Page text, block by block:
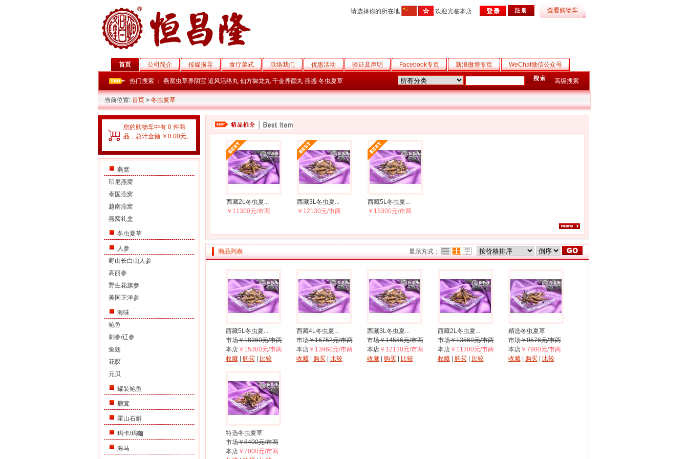
请选择你的所在地 欢迎光临本店 查看购物车
首页 公司简介 传媒报导 食疗菜式 联络我们 优惠活动 验证及声明 Facebook专页 新浪微博专页 WeChat微信公众号
热门搜索 ： 燕窝虫草养阴宝 追风活络丸 仙方御龙丸 千金养颜丸 燕盏 冬虫夏草 高级搜索
当前位置: 首页 > 冬虫夏草
您的购物车中有 0 件商
品，总计金额 ￥0.00元。
燕窝
印尼燕窝
泰国燕窝
越南燕窝
燕窝礼盒
冬虫夏草
人参
野山长白山人参
高丽参
野生花旗参
美国正洋参
海味
鲍鱼
刺参/辽参
鱼翅
花胶
元贝
罐装鲍鱼
鹿茸
霍山石斛
玛卡/玛咖
海马
西藏2L冬虫夏...
￥11300元/市两
西藏3L冬虫夏...
￥12130元/市两
西藏5L冬虫夏...
￥15300元/市两
商品列表 显示方式：
西藏5L冬虫夏...
市场￥18360元/市两
本店￥15300元/市两
收藏| 购买| 比较
西藏4L冬虫夏...
市场￥16752元/市两
本店￥13960元/市两
收藏| 购买| 比较
西藏3L冬虫夏...
市场￥14556元/市两
本店￥12130元/市两
收藏| 购买| 比较
西藏2L冬虫夏...
市场￥13560元/市两
本店￥11300元/市两
收藏| 购买| 比较
精选冬虫夏草
市场￥9576元/市两
本店￥7980元/市两
收藏| 购买| 比较
特选冬虫夏草
市场￥8400元/市两
本店￥7000元/市两